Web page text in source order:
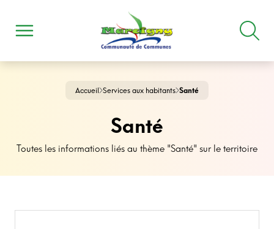
Accueil Services aux habitants Santé
Santé
Toutes les informations liés au thème "Santé" sur le territoire